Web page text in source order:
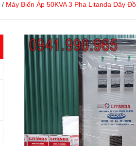
/ Máy Biến Áp 50KVA 3 Pha Litanda Dây